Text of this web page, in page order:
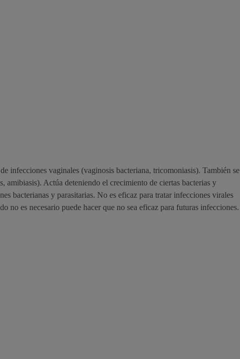
infecciones vaginales (vaginosis bacteriana, tricomoniasis). También se
amibiasis). Actúa deteniendo el crecimiento de ciertas bacterias y
bacterianas y parasitarias. No es eficaz para tratar infecciones virales
es necesario puede hacer que no sea eficaz para futuras infecciones.